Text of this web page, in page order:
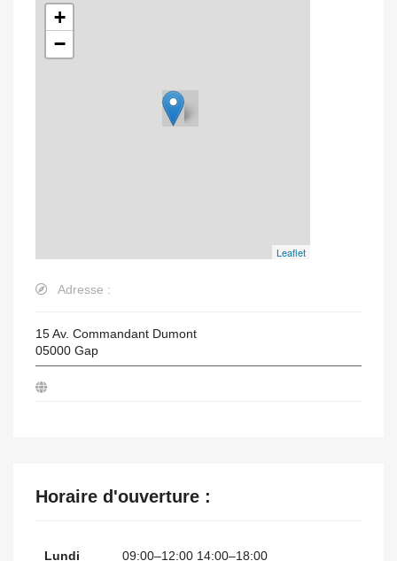
+
−
Leaflet
Adresse :
15 Av. Commandant Dumont
05000 Gap
Horaire d'ouverture :
Lundi 09:00–12:00 14:00–18:00